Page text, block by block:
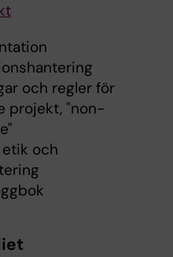
och regler för
projekt, "non-
etik och